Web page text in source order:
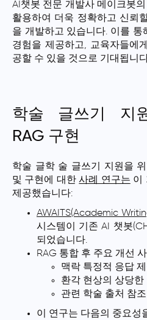
AI챗봇 전문 개발사 메이크봇
활용하여 더욱 정확하고 신뢰
을 개발하고 있습니다. 이를
경험을 제공하고, 교육자들에
공할 수 있을 것으로 기대됩니
학술 글쓰기 지
RAG 구현
학술 글학 술 글쓰기 지원을
및 구현에 대한사례 연구는 이
제공했습니다:
AWAITS(Academic
시스템이 기존 AI 챗봇
되었습니다.
RAG 통합 후 주요 개선
맥락 특정적 응답
환각 현상의 상당한
관련 학술 출처 참
이 연구는 다음의 중요성